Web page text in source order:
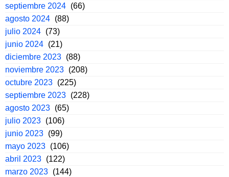
septiembre 2024 (66)
agosto 2024 (88)
julio 2024 (73)
junio 2024 (21)
diciembre 2023 (88)
noviembre 2023 (208)
octubre 2023 (225)
septiembre 2023 (228)
agosto 2023 (65)
julio 2023 (106)
junio 2023 (99)
mayo 2023 (106)
abril 2023 (122)
marzo 2023 (144)